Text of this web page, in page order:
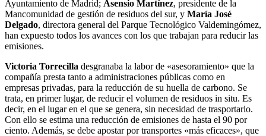
Ayuntamiento de Madrid; Asensio Martínez, presidente de la
Mancomunidad de gestión de residuos del sur, y María José
Delgado, directora general del Parque Tecnológico Valdemingómez,
han expuesto todos los avances con los que trabajan para reducir las
emisiones.
Victoria Torrecilla desgranaba la labor de «asesoramiento» que la
compañía presta tanto a administraciones públicas como en
empresas privadas, para la reducción de su huella de carbono. Se
trata, en primer lugar, de reducir el volumen de residuos in situ. Es
decir, en el lugar en el que se genera, sin necesidad de trasportarlo.
Con ello se estima una reducción de emisiones de hasta el 90 por
ciento. Además, se debe apostar por transportes «más eficaces», que